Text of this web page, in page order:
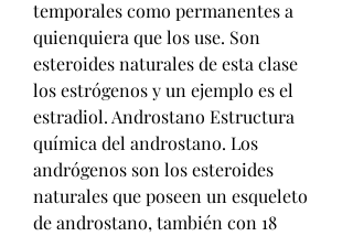
temporales como permanentes a
quienquiera que los use. Son
esteroides naturales de esta clase
los estrógenos y un ejemplo es el
estradiol. Androstano Estructura
química del androstano. Los
andrógenos son los esteroides
naturales que poseen un esqueleto
de androstano, también con 18